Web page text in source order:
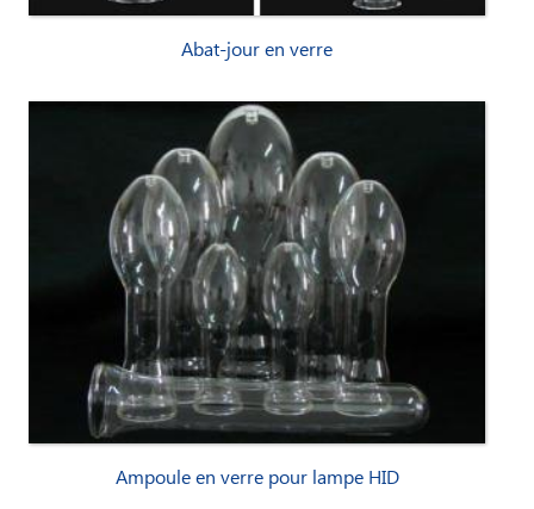
Abat-jour en verre
Ampoule en verre pour lampe HID